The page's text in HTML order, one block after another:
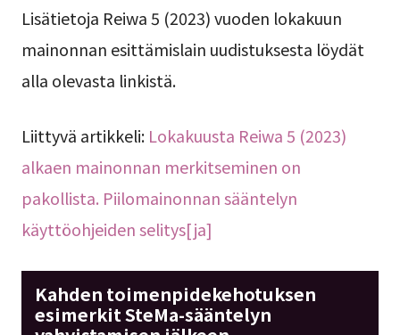
Lisätietoja Reiwa 5 (2023) vuoden lokakuun
mainonnan esittämislain uudistuksesta löydät
alla olevasta linkistä.
Liittyvä artikkeli: Lokakuusta Reiwa 5 (2023)
alkaen mainonnan merkitseminen on
pakollista. Piilomainonnan sääntelyn
käyttöohjeiden selitys[ja]
Kahden toimenpidekehotuksen
esimerkit SteMa-sääntelyn